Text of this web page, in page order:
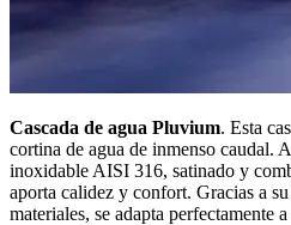
Cascada de agua Pluvium. Esta
cortina de agua de inmenso caudal.
inoxidable AISI 316, satinado y
aporta calidez y confort. Gracias a
materiales, se adapta perfectamente